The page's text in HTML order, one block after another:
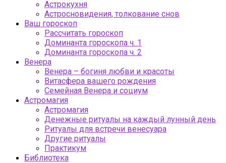
Астрокухня
Астросновидения, толкование снов
Ваш гороскоп
Рассчитать гороскоп
Доминанта гороскопа ч. 1
Доминанта гороскопа ч. 2
Венера
Венера – богиня любви и красоты
Витасфера вашего рождения
Семейная Венера и социум
Астромагия
Астромагия
Денежные ритуалы на каждый лунный день
Ритуалы для встречи венесуара
Другие ритуалы
Практикум
Библиотека